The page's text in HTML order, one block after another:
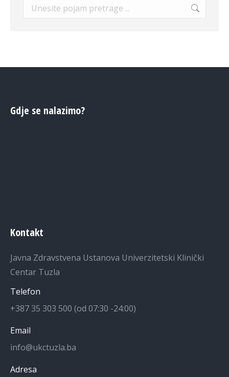
Search:
Gdje se nalazimo?
Kontakt
Javna Zdravstvena Ustanova Univerzitetski Klinički
Centar Tuzla
Telefon
+387 35 303 500 (od 07:30 -24:00)
Email
info@ukctuzla.ba
Adresa